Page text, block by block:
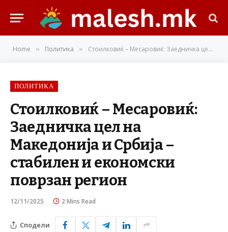
Home » Политика » Стоилковиќ – Месаровиќ: Заедничка цел на Македонија и Србија – стабилен и економски поврзан регион
ПОЛИТИКА
Стоилковиќ – Месаровиќ:
Заедничка цел на
Македонија и Србија –
стабилен и економски
поврзан регион
12/11/2025 2 Mins Read
Сподели